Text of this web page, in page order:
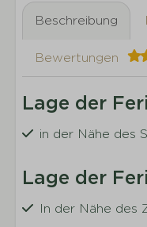
Beschreibung
Bewertungen
Lage der
in der Nähe des
Lage der
In der Nähe des